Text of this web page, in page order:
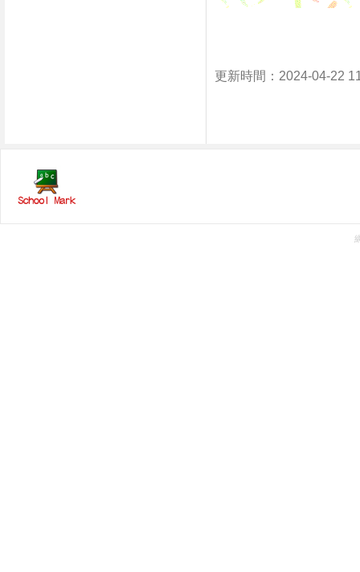
更新時間：2024-04-22